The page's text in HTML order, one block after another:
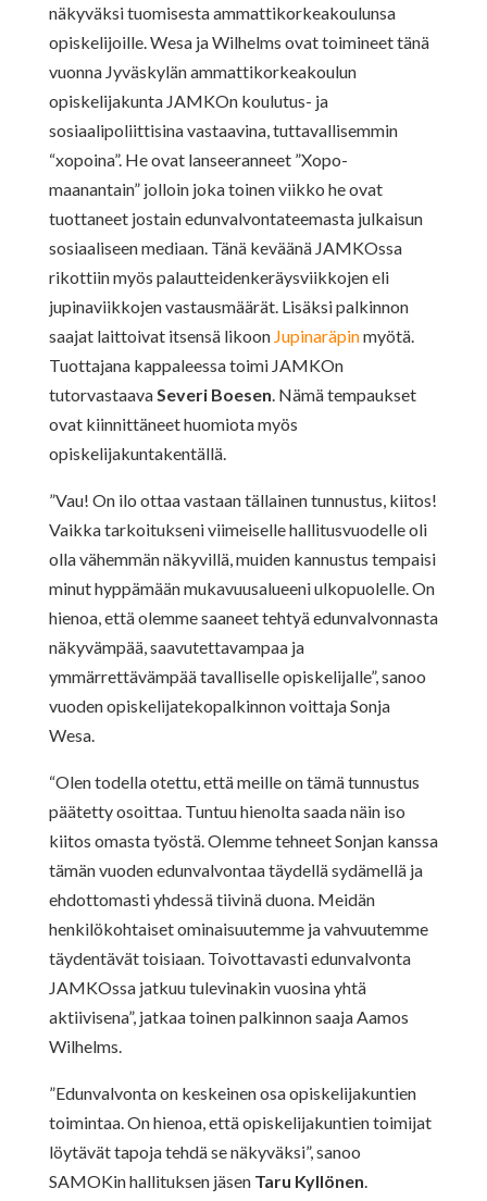
näkyväksi tuomisesta ammattikorkeakoulunsa
opiskelijoille. Wesa ja Wilhelms ovat toimineet tänä
vuonna Jyväskylän ammattikorkeakoulun
opiskelijakunta JAMKOn koulutus- ja
sosiaalipoliittisina vastaavina, tuttavallisemmin
“xopoina”. He ovat lanseeranneet ”Xopo-
maanantain” jolloin joka toinen viikko he ovat
tuottaneet jostain edunvalvontateemasta julkaisun
sosiaaliseen mediaan. Tänä keväänä JAMKOssa
rikottiin myös palautteidenkeräysviikkojen eli
jupinaviikkojen vastausmäärät. Lisäksi palkinnon
saajat laittoivat itsensä likoon Jupinaräpinmyötä.
Tuottajana kappaleessa toimi JAMKOn
tutorvastaava Severi Boesen . Nämä tempaukset
ovat kiinnittäneet huomiota myös
opiskelijakuntakentällä.
”Vau! On ilo ottaa vastaan tällainen tunnustus, kiitos!
Vaikka tarkoitukseni viimeiselle hallitusvuodelle oli
olla vähemmän näkyvillä, muiden kannustus tempaisi
minut hyppämään mukavuusalueeni ulkopuolelle. On
hienoa, että olemme saaneet tehtyä edunvalvonnasta
näkyvämpää, saavutettavampaa ja
ymmärrettävämpää tavalliselle opiskelijalle”, sanoo
vuoden opiskelijatekopalkinnon voittaja Sonja
Wesa.
“Olen todella otettu, että meille on tämä tunnustus
päätetty osoittaa. Tuntuu hienolta saada näin iso
kiitos omasta työstä. Olemme tehneet Sonjan kanssa
tämän vuoden edunvalvontaa täydellä sydämellä ja
ehdottomasti yhdessä tiivinä duona. Meidän
henkilökohtaiset ominaisuutemme ja vahvuutemme
täydentävät toisiaan. Toivottavasti edunvalvonta
JAMKOssa jatkuu tulevinakin vuosina yhtä
aktiivisena”, jatkaa toinen palkinnon saaja Aamos
Wilhelms.
”Edunvalvonta on keskeinen osa opiskelijakuntien
toimintaa. On hienoa, että opiskelijakuntien toimijat
löytävät tapoja tehdä se näkyväksi”, sanoo
SAMOKin hallituksen jäsen Taru Kyllönen